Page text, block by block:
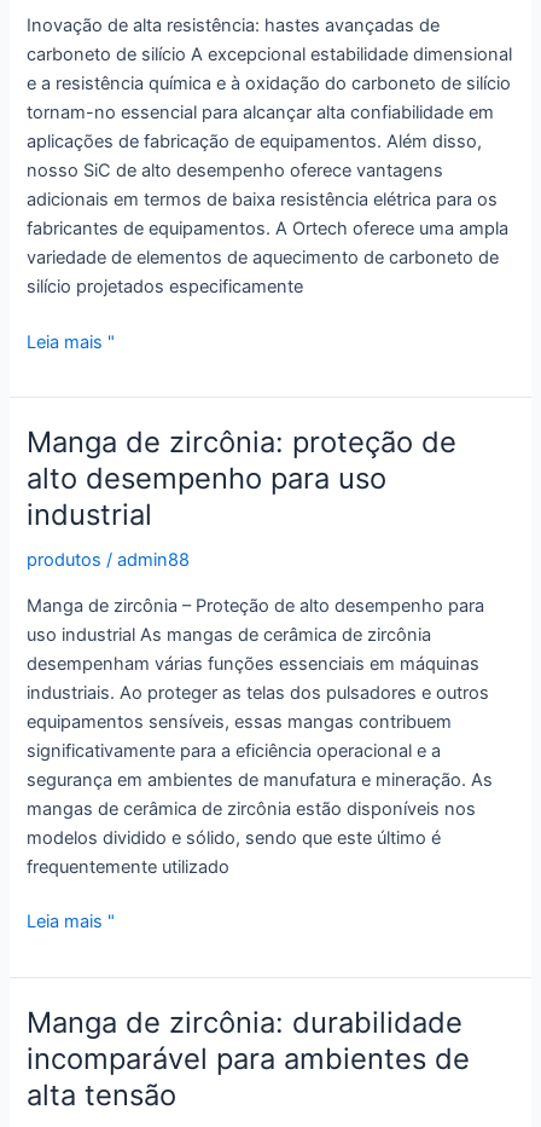
aplicações
industriais
Inovação de alta resistência: hastes avançadas de
carboneto de silício A excepcional estabilidade dimensional
e a resistência química e à oxidação do carboneto de silício
tornam-no essencial para alcançar alta confiabilidade em
aplicações de fabricação de equipamentos. Além disso,
nosso SiC de alto desempenho oferece vantagens
adicionais em termos de baixa resistência elétrica para os
fabricantes de equipamentos. A Ortech oferece uma ampla
variedade de elementos de aquecimento de carboneto de
silício projetados especificamente
Inovação
alta
resistência:
hastes
avançadas
de
de
silício
Leia mais "
Manga de zircônia: proteção de
alto desempenho para uso
industrial
produtos /admin88
Manga de zircônia – Proteção de alto desempenho para
uso industrial As mangas de cerâmica de zircônia
desempenham várias funções essenciais em máquinas
industriais. Ao proteger as telas dos pulsadores e outros
equipamentos sensíveis, essas mangas contribuem
significativamente para a eficiência operacional e a
segurança em ambientes de manufatura e mineração. As
mangas de cerâmica de zircônia estão disponíveis nos
modelos dividido e sólido, sendo que este último é
frequentemente utilizado
Manga
zircônia:
proteção
de
alto
desempenho
Leia mais "
Manga de zircônia: durabilidade
incomparável para ambientes de
alta tensão